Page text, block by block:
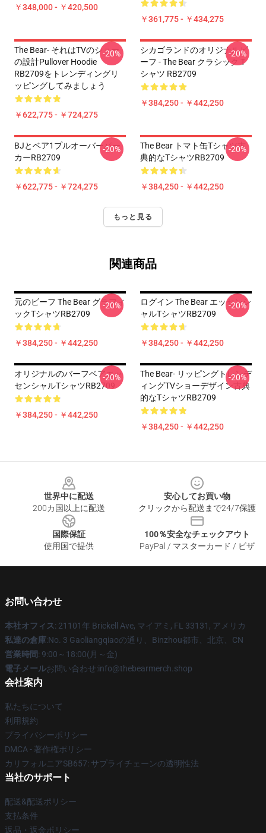
￥348,000 - ￥420,500
￥361,775 - ￥434,275
The Bear- それはTVのショー
の設計Pullover Hoodie
RB2709をトレンディングリ
ッピングしてみましょう
￥622,775 - ￥724,275
-20%
シカゴランドのオリジナルビ
ーフ - The Bear クラシック T
シャツ RB2709
￥384,250 - ￥442,250
-20%
BJとベア1プルオーバーパー
カーRB2709
￥622,775 - ￥724,275
-20%
The Bear トマト缶Tシャツ古
典的なTシャツRB2709
￥384,250 - ￥442,250
-20%
もっと見る
関連商品
元のビーフ The Bear グラフィ
ックTシャツRB2709
￥384,250 - ￥442,250
-20%
ログイン The Bear エッセンシ
ャルTシャツRB2709
￥384,250 - ￥442,250
-20%
オリジナルのバーフベアエッ
センシャルTシャツRB2709
￥384,250 - ￥442,250
-20%
The Bear- リッピングトレンデ
ィングTVショーデザイン古典
的なTシャツRB2709
￥384,250 - ￥442,250
-20%
世界中に配送
200カ国以上に配送
安心してお買い物
クリックから配送まで24/7保護
国際保証
使用国で提供
100％安全なチェックアウト
PayPal / マスターカード / ビザ
お問い合わせ
本社オフィス: 21101年 Brickell Ave, マイアミ, FL 33131, アメリカ
私達の倉庫:No. 3 Gaoliangqiaoの通り、Binzhou都市、北京、CN
営業時間: 9:00～18:00(月～金)
電子メールお問い合わせ:info@thebearmerch.shop
会社案内
私たちについて
利用規約
プライバシーポリシー
DMCA - 著作権ポリシー
カリフォルニアSB657: サプライチェーンの透明性法
当社のサポート
配送&配送ポリシー
支払条件
返品・返金ポリシー